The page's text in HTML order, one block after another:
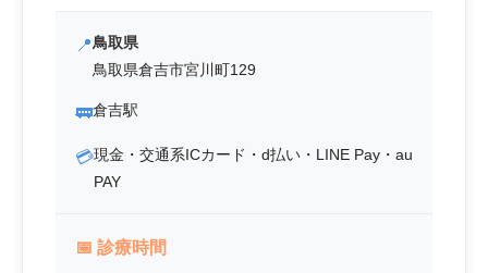
📍鳥取県
鳥取県倉吉市宮川町129
🚃倉吉駅
💳現金・交通系ICカード・d払い・LINE Pay・au
PAY
📅 診療時間